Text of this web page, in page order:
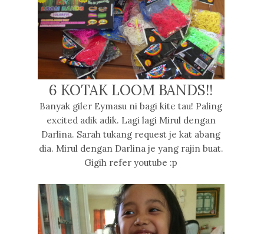
6 KOTAK LOOM BANDS!!
Banyak giler Eymasu ni bagi kite tau! Paling
excited adik adik. Lagi lagi Mirul dengan
Darlina. Sarah tukang request je kat abang
dia. Mirul dengan Darlina je yang rajin buat.
Gigih refer youtube :p